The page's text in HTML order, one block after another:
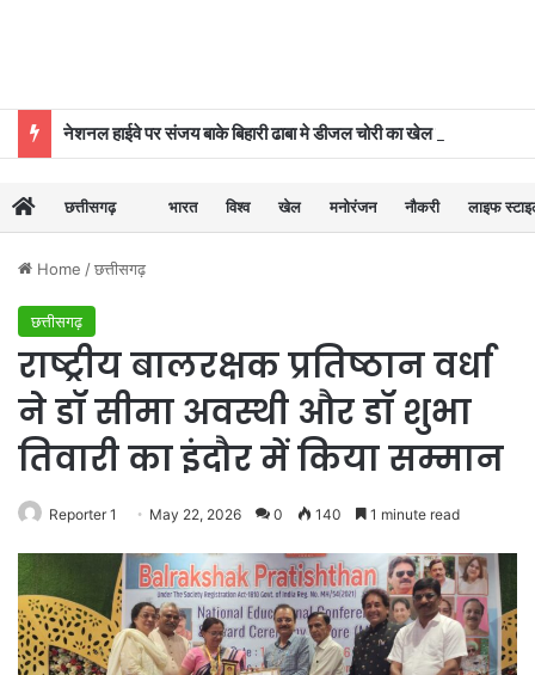
छत्तीसगढ़ भारत विश्व खेल मनोरंजन नौकरी लाइफ
Home /छत्तीसगढ़
छत्तीसगढ़
राष्ट्रीय बालरक्षक प्रतिष्ठान वर्धा
ने डॉ सीमा अवस्थी और डॉ शुभा
तिवारी का इंदौर में किया सम्मान
Reporter 1 May 22, 2026 0 140 1 minute read